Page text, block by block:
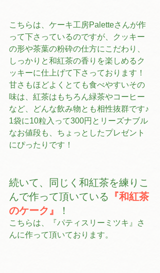
こちらは、ケーキ工房Paletteさんが作
って下さっているのですが、クッキー
の形や茶葉の粉砕の仕方にこだわり、
しっかりと和紅茶の香りを楽しめるク
ッキーに仕上げて下さっております！
甘さもほどよくとても食べやすいその
味は、紅茶はもちろん緑茶やコーヒー
など、どんな飲み物とも相性抜群です♪
1袋に10粒入って300円とリーズナブル
なお値段も、ちょっとしたプレゼント
にぴったりです！
続いて、同じく和紅茶を練りこ
んで作って頂いている 『和紅茶
のケーク』
！
こちらは、『パティスリーミツキ』さ
んに作って頂いております。